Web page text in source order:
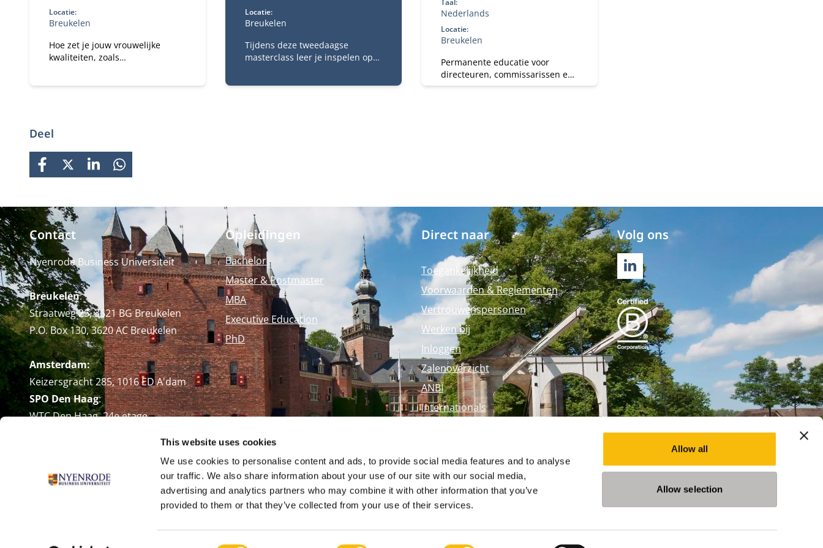
This website uses cookies
We use cookies to personalise content and ads, to provide social media features and to analyse
our traffic. We also share information about your use of our site with our social media,
advertising and analytics partners who may combine it with other information that you’ve
provided to them or that they’ve collected from your use of their services.
Allow all
Allow selection
Locatie:
Breukelen
Hoe zet je jouw vrouwelijke
kwaliteiten, zoals
Locatie:
Breukelen
Tijdens deze tweedaagse
masterclass leer je inspelen op
Taal:
Nederlands
Locatie:
Breukelen
Permanente educatie voor
directeuren, commissarissen en
senior management in de
Deel
FACEBOOK
X LINKEDINWHATSAPP
Contact
Nyenrode Business Universiteit
Breukelen:
Straatweg 25, 3621 BG Breukelen
P.O. Box 130, 3620 AC Breukelen
Amsterdam:
Keizersgracht 285, 1016 ED A'dam
SPO Den Haag:
WTC Den Haag, 24e etage
+31 (0)346 29 1211
Opleidingen
Bachelor
Master & Postmaster
MBA
Executive Education
PhD
Direct naar
Toegankelijkheid
Voorwaarden & Reglementen
Vertrouwenspersonen
Werken bij
Inloggen
Zalenoverzicht
ANBI
Internationals
Volg ons
LINKEDIN